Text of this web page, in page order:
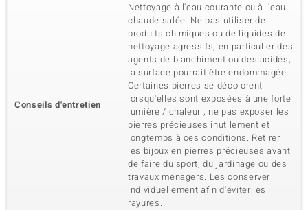
Conseils d'entretien
Nettoyage à l'eau courante ou à l'eau
chaude salée. Ne pas utiliser de
produits chimiques ou de liquides de
nettoyage agressifs, en particulier des
agents de blanchiment ou des acides,
la surface pourrait être endommagée.
Certaines pierres se décolorent
lorsqu'elles sont exposées à une forte
lumière / chaleur ; ne pas exposer les
pierres précieuses inutilement et
longtemps à ces conditions. Retirer
les bijoux en pierres précieuses avant
de faire du sport, du jardinage ou des
travaux ménagers. Les conserver
individuellement afin d'éviter les
rayures.